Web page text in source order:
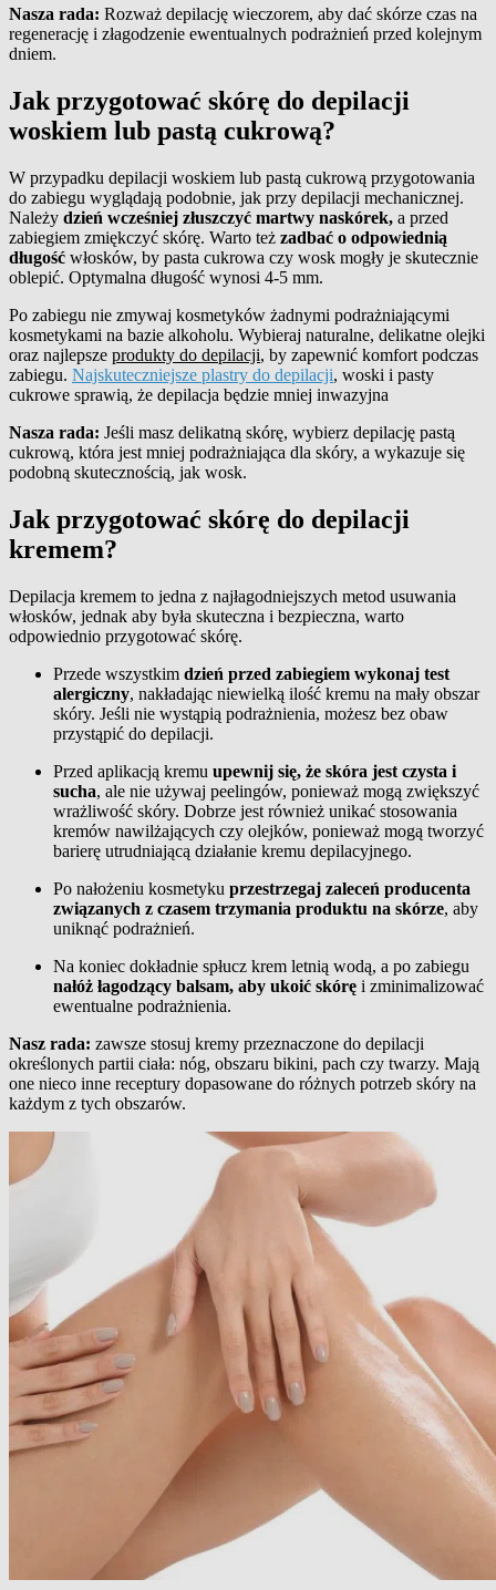
Nasza rada: Rozważ depilację wieczorem, aby dać skórze czas na
regenerację i złagodzenie ewentualnych podrażnień przed kolejnym
dniem.
Jak przygotować skórę do depilacji
woskiem lub pastą cukrową?
W przypadku depilacji woskiem lub pastą cukrową przygotowania
do zabiegu wyglądają podobnie, jak przy depilacji mechanicznej.
Należy dzień wcześniej złuszczyć martwy naskórek, a przed
zabiegiem zmiękczyć skórę. Warto też zadbać o odpowiednią
długość włosków, by pasta cukrowa czy wosk mogły je skutecznie
oblepić. Optymalna długość wynosi 4-5 mm.
Po zabiegu nie zmywaj kosmetyków żadnymi podrażniającymi
kosmetykami na bazie alkoholu. Wybieraj naturalne, delikatne olejki
oraz najlepsze produkty do depilacji, by zapewnić komfort podczas
zabiegu. Najskuteczniejsze plastry do depilacji, woski i pasty
cukrowe sprawią, że depilacja będzie mniej inwazyjna
Nasza rada: Jeśli masz delikatną skórę, wybierz depilację pastą
cukrową, która jest mniej podrażniająca dla skóry, a wykazuje się
podobną skutecznością, jak wosk.
Jak przygotować skórę do depilacji
kremem?
Depilacja kremem to jedna z najłagodniejszych metod usuwania
włosków, jednak aby była skuteczna i bezpieczna, warto
odpowiednio przygotować skórę.
Przede wszystkim dzień przed zabiegiem wykonaj test
alergiczny, nakładając niewielką ilość kremu na mały obszar
skóry. Jeśli nie wystąpią podrażnienia, możesz bez obaw
przystąpić do depilacji.
Przed aplikacją kremu upewnij się, że skóra jest czysta i
sucha, ale nie używaj peelingów, ponieważ mogą zwiększyć
wrażliwość skóry. Dobrze jest również unikać stosowania
kremów nawilżających czy olejków, ponieważ mogą tworzyć
barierę utrudniającą działanie kremu depilacyjnego.
Po nałożeniu kosmetyku przestrzegaj zaleceń producenta
związanych z czasem trzymania produktu na skórze, aby
uniknąć podrażnień.
Na koniec dokładnie spłucz krem letnią wodą, a po zabiegu
nałóż łagodzący balsam, aby ukoić skórę i zminimalizować
ewentualne podrażnienia.
Nasz rada: zawsze stosuj kremy przeznaczone do depilacji
określonych partii ciała: nóg, obszaru bikini, pach czy twarzy. Mają
one nieco inne receptury dopasowane do różnych potrzeb skóry na
każdym z tych obszarów.